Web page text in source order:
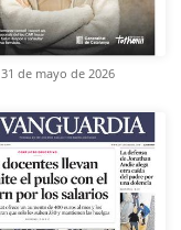
31 de mayo de 2026